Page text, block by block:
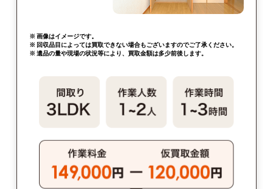
※ 画像はイメージです。
※ 回収品目によっては買取できない場合もございますのでご了承ください。
※ 遺品の量や現場の状況等により、買取金額は多少前後します。